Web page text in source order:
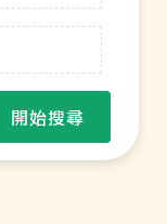
開始搜尋